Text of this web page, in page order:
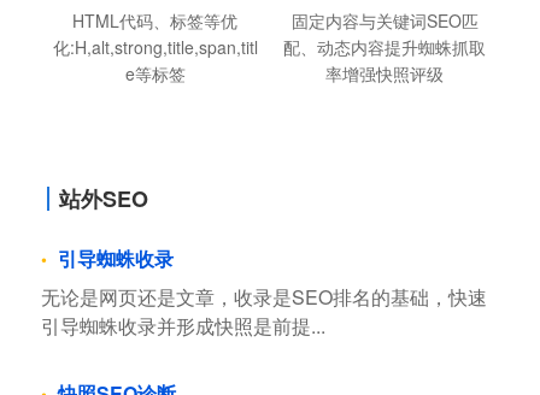
HTML代码、标签等优
化:H,alt,strong,title,span,titl
e等标签
固定内容与关键词SEO匹
配、动态内容提升蜘蛛抓取
率增强快照评级
站外SEO
引导蜘蛛收录
无论是网页还是文章，收录是SEO排名的基础，快速
引导蜘蛛收录并形成快照是前提...